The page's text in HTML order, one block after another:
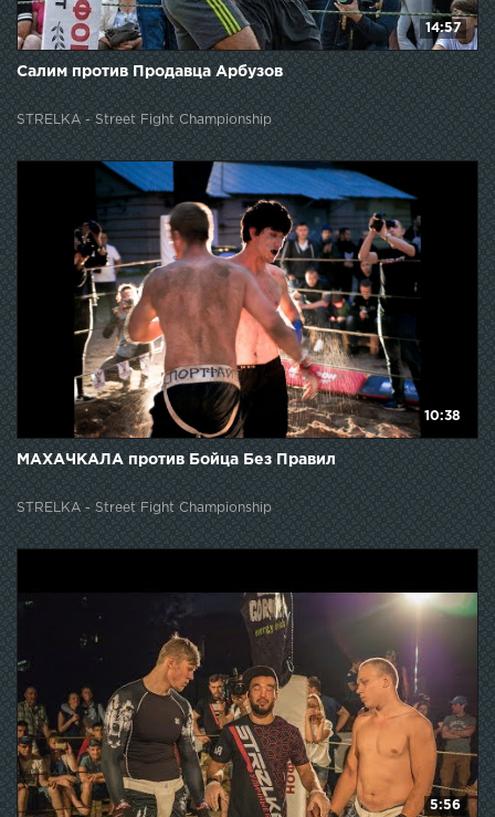
14:57
Салим против Продавца Арбузов
STRELKA - Street Fight Championship
10:38
МАХАЧКАЛА против Бойца Без Правил
STRELKA - Street Fight Championship
5:56